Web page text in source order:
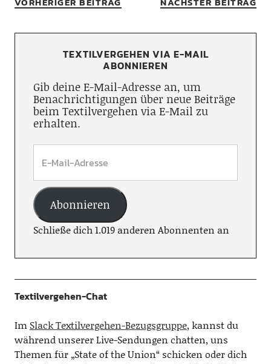
TEXTILVERGEHEN VIA E-MAIL
ABONNIEREN
Gib deine E-Mail-Adresse an, um
Benachrichtigungen über neue Beiträge
beim Textilvergehen via E-Mail zu
erhalten.
Abonnieren
Schließe dich 1.019 anderen Abonnenten an
Textilvergehen-Chat
Im Slack Textilvergehen-Bezugsgruppe, kannst du
während unserer Live-Sendungen chatten, uns
Themen für „State of the Union“ schicken oder dich